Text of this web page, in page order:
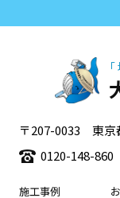
〒207-0033 東京
0120-148-860
施工事例